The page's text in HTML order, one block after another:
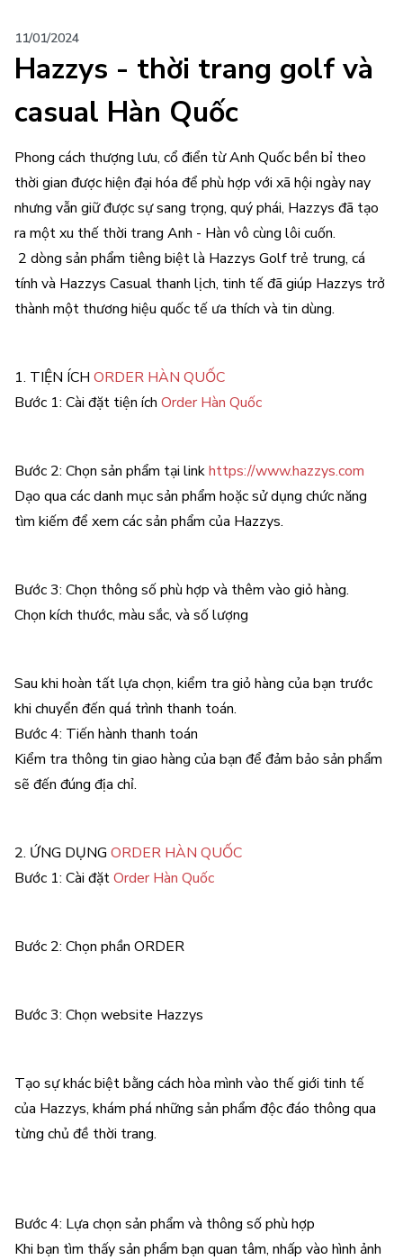
11/01/2024
Hazzys - thời trang golf và
casual Hàn Quốc
Phong cách thượng lưu, cổ điển từ Anh Quốc bền bỉ theo
thời gian được hiện đại hóa để phù hợp với xã hội ngày nay
nhưng vẫn giữ được sự sang trọng, quý phái, Hazzys đã tạo
ra một xu thế thời trang Anh - Hàn vô cùng lôi cuốn.
2 dòng sản phẩm tiêng biệt là Hazzys Golf trẻ trung, cá
tính và Hazzys Casual thanh lịch, tinh tế đã giúp Hazzys trở
thành một thương hiệu quốc tế ưa thích và tin dùng.
1. TIỆN ÍCH ORDER HÀN QUỐC
Bước 1: Cài đặt tiện ích Order Hàn Quốc
Bước 2: Chọn sản phẩm tại linkhttps://www.hazzys.com
Dạo qua các danh mục sản phẩm hoặc sử dụng chức năng
tìm kiếm để xem các sản phẩm của Hazzys.
Bước 3: Chọn thông số phù hợp và thêm vào giỏ hàng.
Chọn kích thước, màu sắc, và số lượng
Sau khi hoàn tất lựa chọn, kiểm tra giỏ hàng của bạn trước
khi chuyển đến quá trình thanh toán.
Bước 4: Tiến hành thanh toán
Kiểm tra thông tin giao hàng của bạn để đảm bảo sản phẩm
sẽ đến đúng địa chỉ.
2. ỨNG DỤNG ORDER HÀN QUỐC
Bước 1: Cài đặtOrder Hàn Quốc
Bước 2: Chọn phần ORDER
Bước 3: Chọn website Hazzys
Tạo sự khác biệt bằng cách hòa mình vào thế giới tinh tế
của Hazzys, khám phá những sản phẩm độc đáo thông qua
từng chủ đề thời trang.
Bước 4: Lựa chọn sản phẩm và thông số phù hợp
Khi bạn tìm thấy sản phẩm bạn quan tâm, nhấp vào hình ảnh